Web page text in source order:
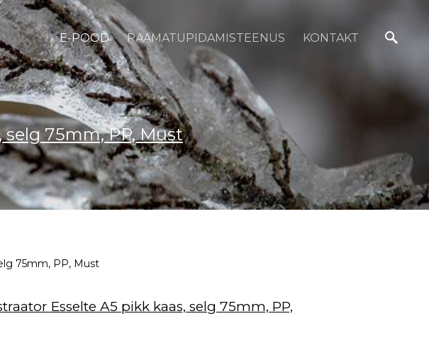
E-POOD RAAMATUPIDAMISTEENUS KONTAKT
selg 75mm, PP, Must
75mm, PP, Must
Esselte A5 pikk kaas, selg 75mm, PP,